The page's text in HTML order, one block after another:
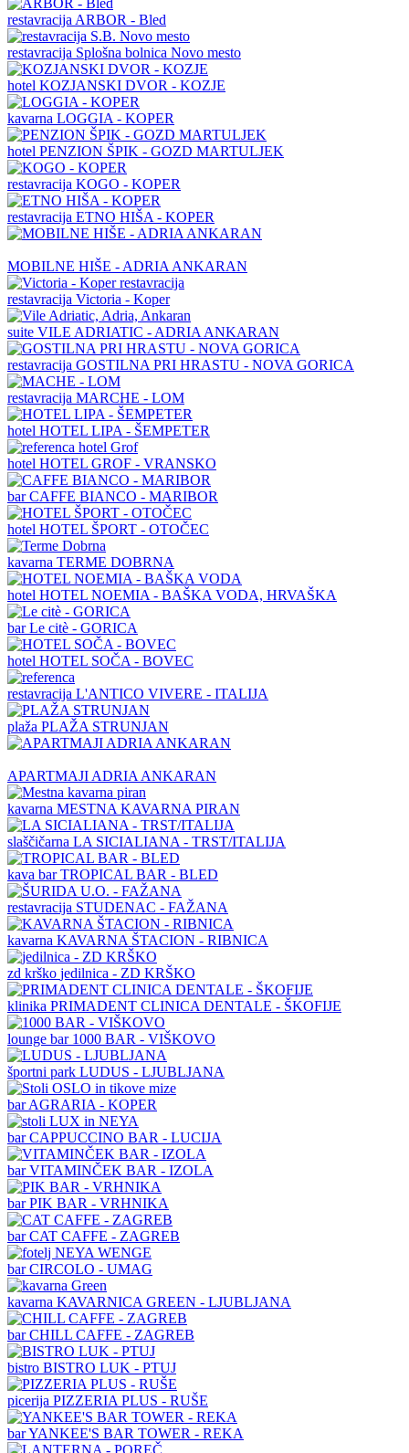
restavracija ARBOR - Bled
restavracija Splošna bolnica Novo mesto
hotel KOZJANSKI DVOR - KOZJE
kavarna LOGGIA - KOPER
hotel PENZION ŠPIK - GOZD MARTULJEK
restavracija KOGO - KOPER
restavracija ETNO HIŠA - KOPER
MOBILNE HIŠE - ADRIA ANKARAN
restavracija Victoria - Koper
suite VILE ADRIATIC - ADRIA ANKARAN
restavracija GOSTILNA PRI HRASTU - NOVA GORICA
restavracija MARCHE - LOM
hotel HOTEL LIPA - ŠEMPETER
hotel HOTEL GROF - VRANSKO
barCAFFE BIANCO - MARIBOR
hotel HOTEL ŠPORT - OTOČEC
kavarna TERME DOBRNA
hotel HOTEL NOEMIA - BAŠKA VODA, HRVAŠKA
barLe citè - GORICA
hotel HOTEL SOČA - BOVEC
restavracija L'ANTICO VIVERE - ITALIJA
plaža PLAŽA STRUNJAN
APARTMAJI ADRIA ANKARAN
kavarna MESTNA KAVARNA PIRAN
slaščičarna LA SICIALIANA - TRST/ITALIJA
kava barTROPICAL BAR - BLED
restavracija STUDENAC - FAŽANA
kavarna KAVARNA ŠTACION - RIBNICA
zd krško jedilnica - ZD KRŠKO
klinika PRIMADENT CLINICA DENTALE - ŠKOFIJE
lounge bar 1000 BAR - VIŠKOVO
športni park LUDUS - LJUBLJANA
barAGRARIA - KOPER
barCAPPUCCINO BAR - LUCIJA
barVITAMINČEK BAR - IZOLA
barPIK BAR - VRHNIKA
barCAT CAFFE - ZAGREB
barCIRCOLO - UMAG
kavarna KAVARNICA GREEN - LJUBLJANA
barCHILL CAFFE - ZAGREB
bistro BISTRO LUK - PTUJ
picerija PIZZERIA PLUS - RUŠE
barYANKEE'S BAR TOWER - REKA